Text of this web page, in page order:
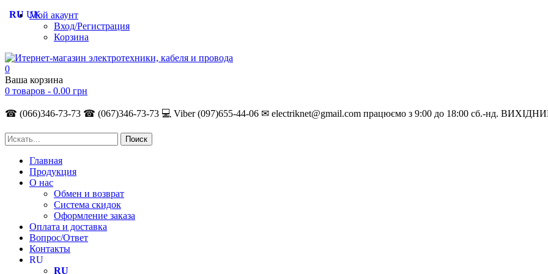
Мой акаунт
Вход/Регистрация
Корзина
0
Ваша корзина
0 товаров - 0.00 грн
☎ (066)346-73-73 ☎ (067)346-73-73 💻 Viber (097)655-44-06 ✉ electriknet@gmail.com працюємо з 9:00 до 18:00 сб.-нд.
Главная
Продукция
О нас
Обмен и возврат
Система скидок
Оформление заказа
Оплата и доставка
Вопрос/Ответ
Контакты
RU
RU
RU UK